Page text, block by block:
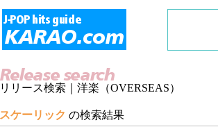
リリース検索｜洋楽（OVERSEAS）
スケーリック の検索結果